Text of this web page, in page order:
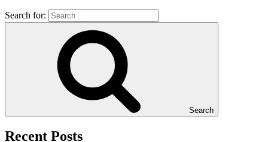
Search for:
Search
Recent Posts